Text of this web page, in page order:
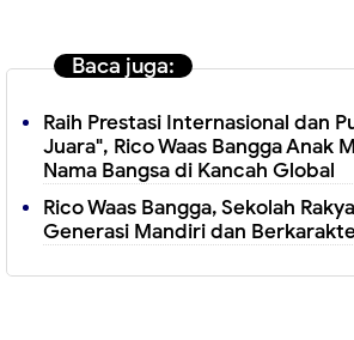
Baca juga:
Raih Prestasi Internasional dan
Juara", Rico Waas Bangga Anak
Nama Bangsa di Kancah Global
Rico Waas Bangga, Sekolah
Generasi Mandiri dan